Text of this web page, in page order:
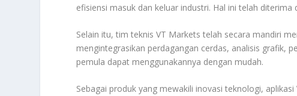
efisiensi masuk dan keluar industri. Hal ini telah
Selain itu, tim teknis VT Markets telah secara mandiri
mengintegrasikan perdagangan cerdas, analisis grafik,
pemula dapat menggunakannya dengan mudah.
Sebagai produk yang mewakili inovasi teknologi,